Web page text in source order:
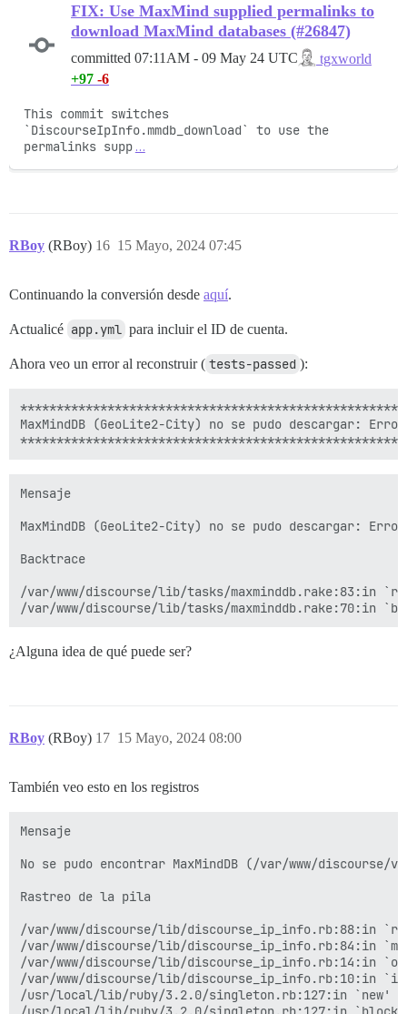
FIX: Use MaxMind supplied permalinks to
download MaxMind databases (#26847)
committed 07:11AM - 09 May 24 UTC
tgxworld
+97 -6
This commit switches
`DiscourseIpInfo.mmdb_download` to use the
permalinks supp …
RBoy (RBoy) 15 Mayo, 2024 07:45
16
Continuando la conversión desde aquí.
Actualicé app.yml para incluir el ID de cuenta.
Ahora veo un error al reconstruir ( tests-passed ):
MaxMindDB (GeoLite2-City) no se pudo descargar:
Mensaje
MaxMindDB (GeoLite2-City) no se pudo descargar:
Backtrace
/var/www/discourse/lib/tasks/maxminddb.rake:83:in
¿Alguna idea de qué puede ser?
RBoy (RBoy) 15 Mayo, 2024 08:00
17
También veo esto en los registros
Mensaje
No se pudo encontrar MaxMindDB (/var/www/
Rastreo de la pila
/var/www/discourse/lib/discourse_ip_info.rb:88:in
/var/www/discourse/lib/discourse_ip_info.rb:84:in
/var/www/discourse/lib/discourse_ip_info.rb:14:in
/var/www/discourse/lib/discourse_ip_info.rb:10:in
/usr/local/lib/ruby/3.2.0/singleton.rb:127:in `new'